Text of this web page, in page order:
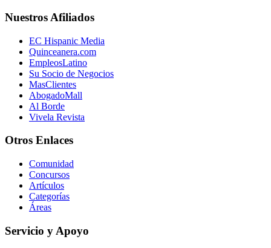
Nuestros Afiliados
EC Hispanic Media
Quinceanera.com
EmpleosLatino
Su Socio de Negocios
MasClientes
AbogadoMall
Al Borde
Vivela Revista
Otros Enlaces
Comunidad
Concursos
Artículos
Categorías
Áreas
Servicio y Apoyo